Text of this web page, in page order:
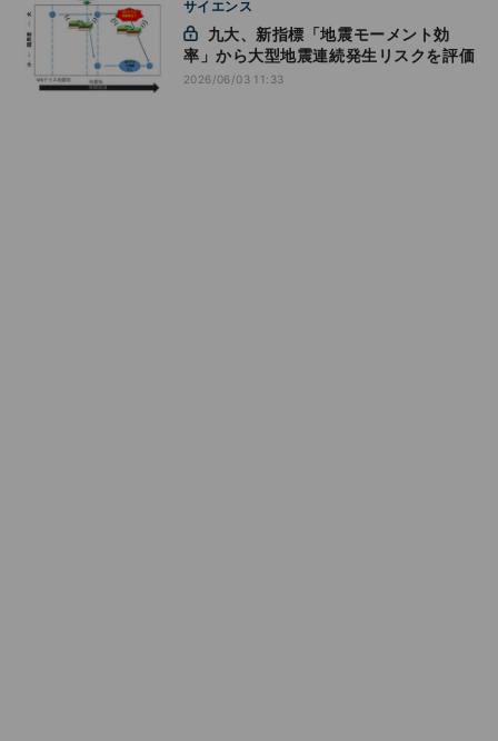
サイエンス
率」から大型地震連続発生リスクを評価
2026/06/03 11:33